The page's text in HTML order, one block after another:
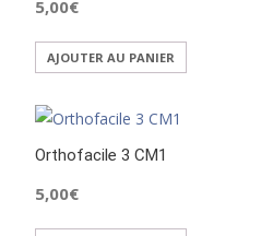
5,00€
AJOUTER AU PANIER
Orthofacile 3 CM1
5,00€